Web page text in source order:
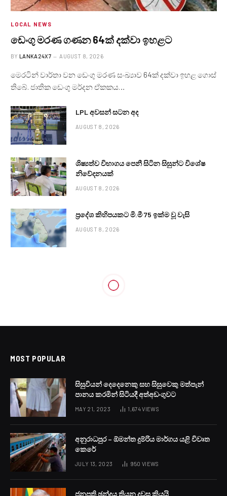
LOCAL NEWS
ඩෙංගු මරණ ගණන 64ක් දක්වා ඉහළට
BY LANKA24X7 AUGUST 8, 2026
මෙරටින් වාර්තා වන ඩෙංගු මරණ සංඛ්‍යාව 64ක් දක්වා ඉහළ ගොස්
තිබේ. ජාතික ඩෙංගු මර්දන ඒකකය…
LPL අවසන් සටන අද
AUGUST 8, 2026
ශිෂ්‍යත්ව විභාගය පෙනී සිටින සිසුන්ට විශේෂ
නිවේදනයක්
AUGUST 8, 2026
ප්‍රදේශ කිහිපයකට මි.මී 75 ඉක්ම වූ වැසි
AUGUST 8, 2026
MOST POPULAR
සිසුවියන් දෙදෙනෙකු සහ සිසුවෙකු මත්පැන්
පානය කරමින් සිටියදී අත්අඩංගුවට
MAY 21, 2023 1,674VIEWS
අනුරාධපුර – ඕමන්ත දුම්රිය මාර්ගය යළි විවෘත
කෙරේ
JULY 13, 2023 950 VIEWS
ජනපති ඡන්දය තියන දවස කියයි